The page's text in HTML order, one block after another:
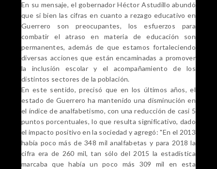
En su mensaje, el gobernador Héctor Astudillo abundó
que si bien las cifras en cuanto a rezago educativo en
Guerrero son preocupantes, los esfuerzos para
combatir el atraso en materia de educación son
permanentes, además de que estamos fortaleciendo
diversas acciones que están encaminadas a promover
la inclusión escolar y el acompañamiento de los
distintos sectores de la población.
En este sentido, precisó que en los últimos años, el
estado de Guerrero ha mantenido una disminución en
el índice de analfabetismo, con una reducción de casi 5
puntos porcentuales, lo que resulta significativo, dado
el impacto positivo en la sociedad y agregó: "En el 2013
había poco más de 348 mil analfabetas y para 2018 la
cifra era de 260 mil, tan sólo del 2015 la estadística
marcaba que había un poco más 309 mil en esta